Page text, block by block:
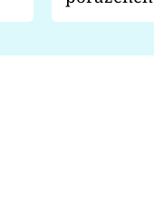
fanoušci